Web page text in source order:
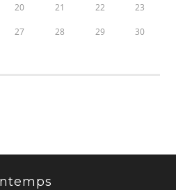
20 21 22 23
27 28 29 30